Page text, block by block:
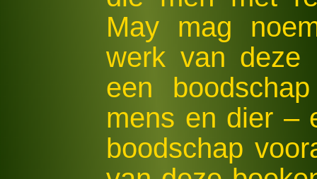
May mag
werk van deze
een
mens en dier –
boodschap